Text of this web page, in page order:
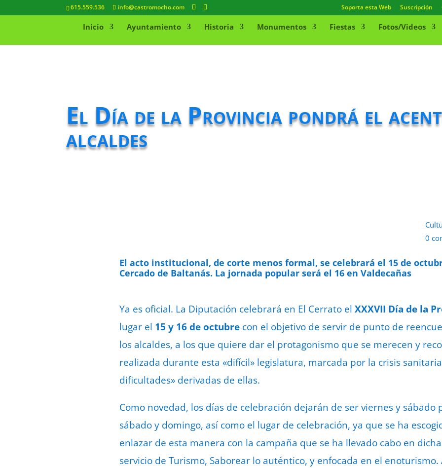
615.559.536 info@castromocho.com Soporta esta Web Suscripción
Inicio Ayuntamiento Historia Monumentos Fiestas Fotos/Videos
El Día de la Provincia pondrá el
alcaldes
0
El acto institucional, de corte menos formal, se celebrará el 15 de
Cercado de Baltanás. La jornada popular será el 16 en Valdecañas
Ya es oficial. La Diputación celebrará en El Cerrato el XXXVII Día de la
lugar el 15 y 16 de octubrecon el objetivo de servir de punto de
los alcaldes, a los que quiere dar el protagonismo que se merecen y
realizada durante esta «difícil» legislatura, marcada por la crisis
dificultades» derivadas de ellas.
Como novedad, los días de celebración dejarán de ser viernes y sábado
sábado y domingo, así como el lugar de celebración, ya que se ha
enlazar de esta manera con la campaña que se ha llevado cabo en
servicio de Turismo, Saborear lo auténtico, y enfocada en el enoturismo.